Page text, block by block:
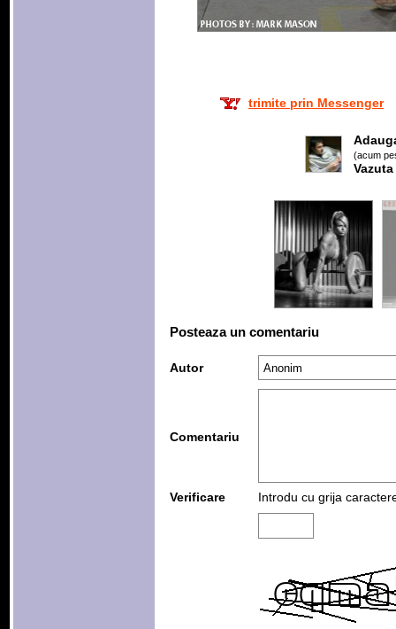
trimite prin Messenger
(acum
Vazuta
Posteaza un comentariu
Autor
Comentariu
Verificare Introdu cu grija